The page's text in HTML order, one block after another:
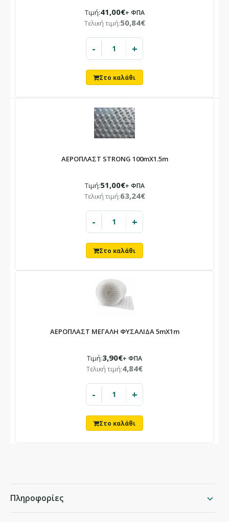
Τιμή:41,00€+ ΦΠΑ
Τελική τιμή:50,84€
- +
ΑΕΡΟΠΛΑΣΤ STRONG 100mX1.5m
Τιμή:51,00€+ ΦΠΑ
Τελική τιμή:63,24€
- +
ΑΕΡΟΠΛΑΣΤ ΜΕΓΑΛΗ ΦΥΣΑΛΙΔΑ 5mX1m
Τιμή:3,90€+ ΦΠΑ
Τελική τιμή:4,84€
- +
Πληροφορίες